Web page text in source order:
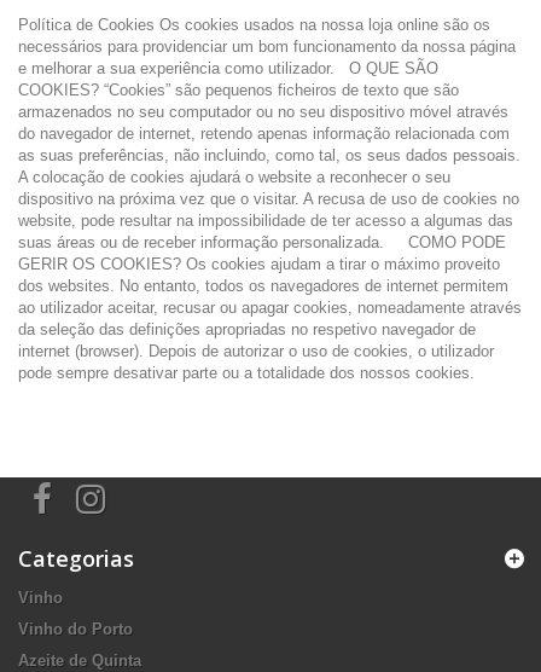
Política de Cookies Os cookies usados na nossa loja online são os
necessários para providenciar um bom funcionamento da nossa página
e melhorar a sua experiência como utilizador. O QUE SÃO
COOKIES? “Cookies” são pequenos ficheiros de texto que são
armazenados no seu computador ou no seu dispositivo móvel através
do navegador de internet, retendo apenas informação relacionada com
as suas preferências, não incluindo, como tal, os seus dados pessoais.
A colocação de cookies ajudará o website a reconhecer o seu
dispositivo na próxima vez que o visitar. A recusa de uso de cookies no
website, pode resultar na impossibilidade de ter acesso a algumas das
suas áreas ou de receber informação personalizada. COMO PODE
GERIR OS COOKIES? Os cookies ajudam a tirar o máximo proveito
dos websites. No entanto, todos os navegadores de internet permitem
ao utilizador aceitar, recusar ou apagar cookies, nomeadamente através
da seleção das definições apropriadas no respetivo navegador de
internet (browser). Depois de autorizar o uso de cookies, o utilizador
pode sempre desativar parte ou a totalidade dos nossos cookies.
Categorias
Vinho
Vinho do Porto
Azeite de Quinta